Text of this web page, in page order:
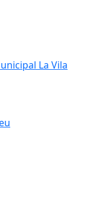
La Vila